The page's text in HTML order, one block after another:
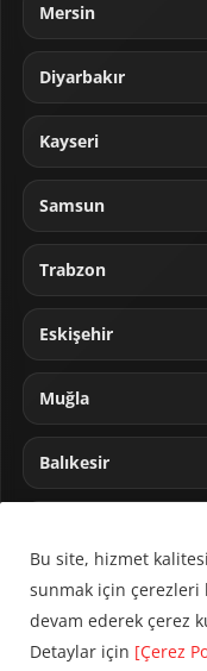
Mersin
Diyarbakır
Kayseri
Samsun
Trabzon
Eskişehir
Muğla
Balıkesir
Bu site, hizmet
sunmak için çerezleri
devam ederek çerez
Detaylar için [Çerez